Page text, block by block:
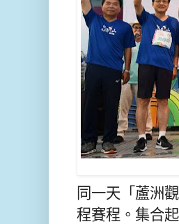
同一天「蘆洲
程賽程。集合